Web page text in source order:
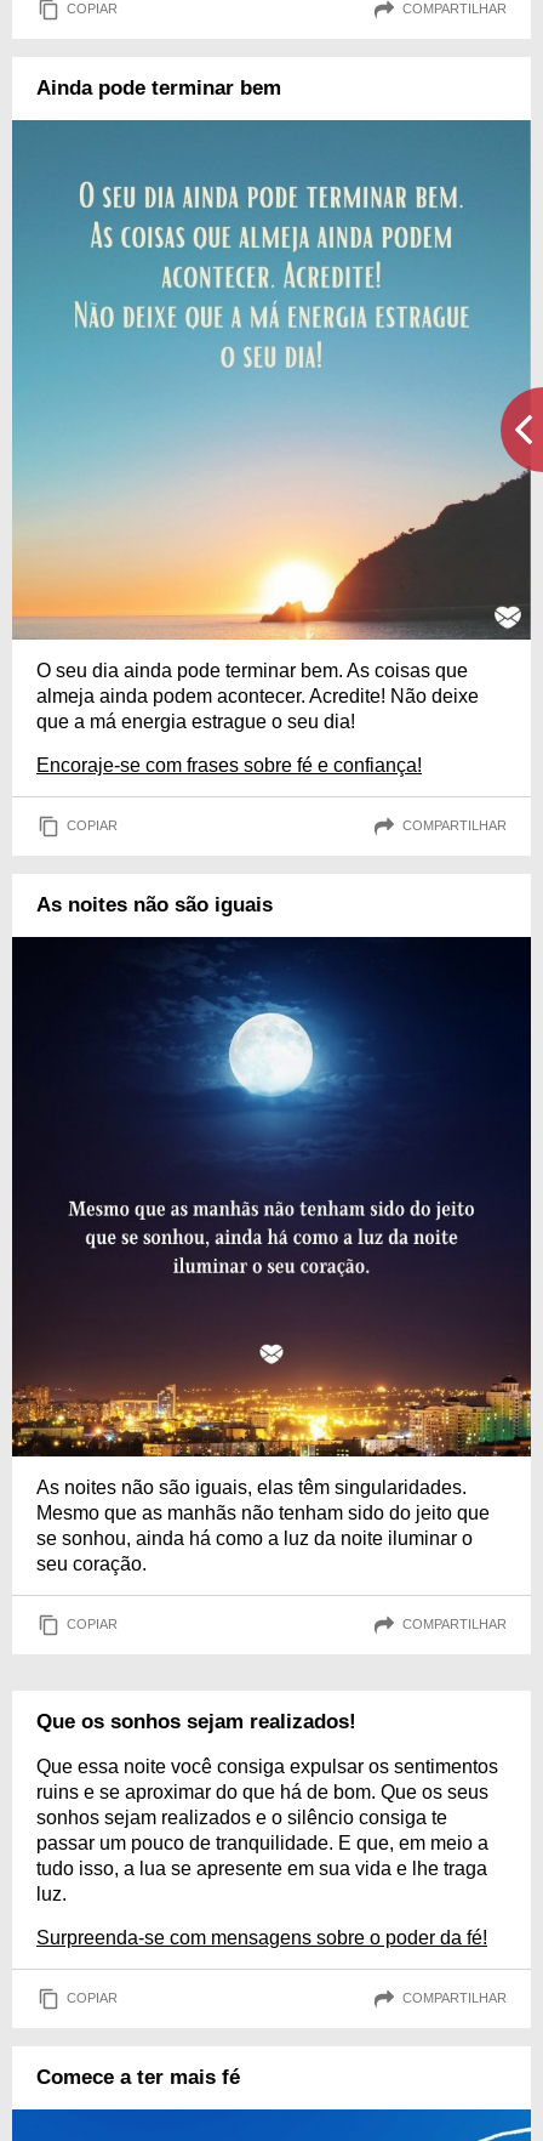
COPIAR COMPARTILHAR
Ainda pode terminar bem
O seu dia ainda pode terminar bem. As coisas que
almeja ainda podem acontecer. Acredite! Não deixe
que a má energia estrague o seu dia!
Encoraje-se com frases sobre fé e confiança!
COPIAR COMPARTILHAR
As noites não são iguais
As noites não são iguais, elas têm singularidades.
Mesmo que as manhãs não tenham sido do jeito que
se sonhou, ainda há como a luz da noite iluminar o
seu coração.
COPIAR COMPARTILHAR
Que os sonhos sejam realizados!
Que essa noite você consiga expulsar os sentimentos
ruins e se aproximar do que há de bom. Que os seus
sonhos sejam realizados e o silêncio consiga te
passar um pouco de tranquilidade. E que, em meio a
tudo isso, a lua se apresente em sua vida e lhe traga
luz.
Surpreenda-se com mensagens sobre o poder da fé!
COPIAR COMPARTILHAR
Comece a ter mais fé